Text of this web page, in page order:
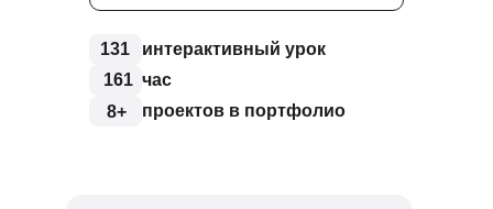
131
интерактивный урок
161 час
8+
проектов в портфолио